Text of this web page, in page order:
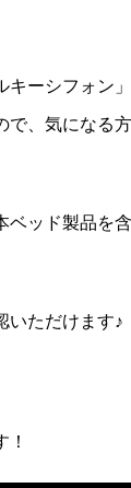
キーシフォン
、気になる
ッド製品を
いただけます♪